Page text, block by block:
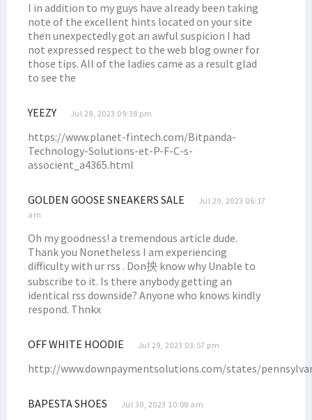
I in addition to my guys have already been taking
note of the excellent hints located on your site
then unexpectedly got an awful suspicion I had
not expressed respect to the web blog owner for
those tips. All of the ladies came as a result glad
to see the
YEEZY Jul 28, 2023 09:38 pm
https://www.planet-fintech.com/Bitpanda-
Technology-Solutions-et-P-F-C-s-
associent_a4365.html
GOLDEN GOOSE SNEAKERS SALE
Jul 29, 2023 06:17
am
Oh my goodness! a tremendous article dude.
Thank you Nonetheless I am experiencing
difficulty with ur rss . Don抰 know why Unable to
subscribe to it. Is there anybody getting an
identical rss downside? Anyone who knows kindly
respond. Thnkx
OFF WHITE HOODIE Jul 29, 2023 03:57 pm
http://www.downpaymentsolutions.com/states/
BAPESTA SHOES Jul 30, 2023 10:08 am